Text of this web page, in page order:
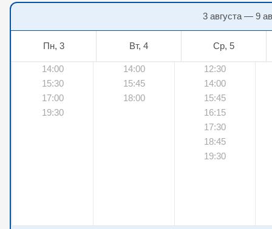
3 августа — 9
Пн, 3 Вт, 4 Ср, 5
14:00
15:30
17:00
19:30
14:00
15:45
18:00
12:30
14:00
15:45
16:15
17:30
18:45
19:30